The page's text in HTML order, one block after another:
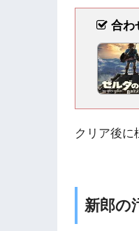
合わ
クリア後に
新郎の